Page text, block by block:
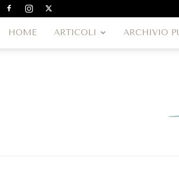
HOME ARTICOLI ARCHIVIO